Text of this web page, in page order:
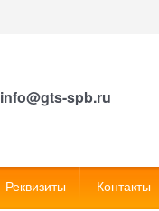
info@gts-spb.ru
Реквизиты Контакты